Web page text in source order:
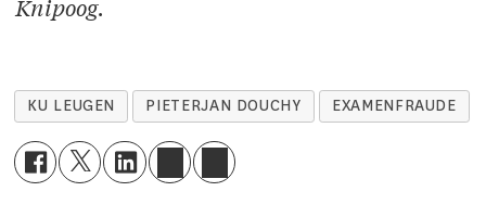
Knipoog.
KU LEUGEN PIETERJAN DOUCHY EXAMENFRAUDE